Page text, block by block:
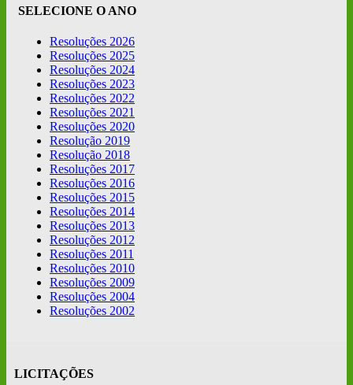
SELECIONE O ANO
Resoluções 2026
Resoluções 2025
Resoluções 2024
Resoluções 2023
Resoluções 2022
Resoluções 2021
Resoluções 2020
Resolução 2019
Resolução 2018
Resoluções 2017
Resoluções 2016
Resoluções 2015
Resoluções 2014
Resoluções 2013
Resoluções 2012
Resoluções 2011
Resoluções 2010
Resoluções 2009
Resoluções 2004
Resoluções 2002
LICITAÇÕES